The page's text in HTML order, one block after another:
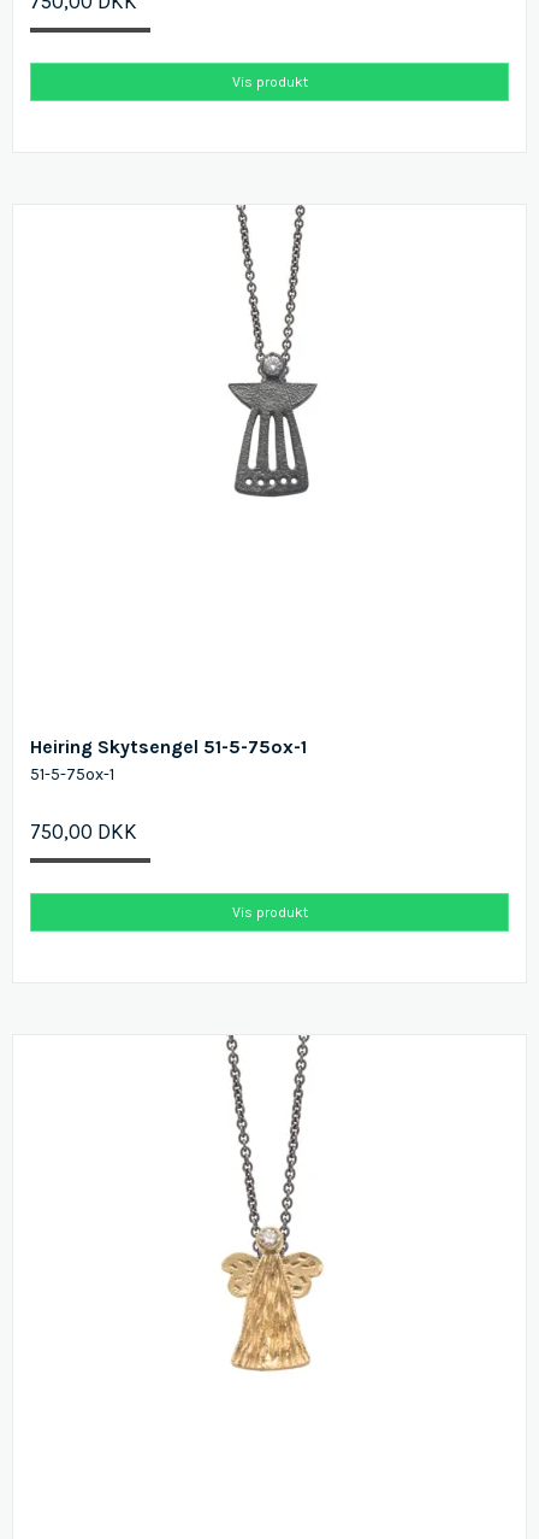
Vis produkt
Heiring Skytsengel 51-5-75ox-1
51-5-75ox-1
750,00 DKK
Vis produkt